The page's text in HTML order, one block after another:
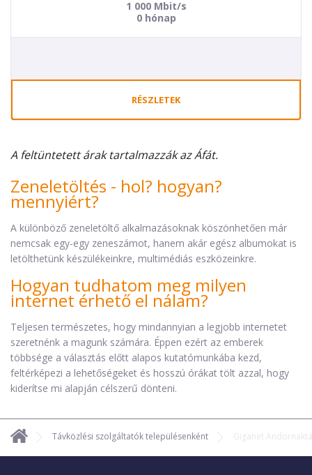
1 000 Mbit/s
0 hónap
RÉSZLETEK
A feltüntetett árak tartalmazzák az Áfát.
Zeneletöltés - hol? hogyan?
mennyiért?
A különböző zeneletöltő alkalmazásoknak köszönhetően már
nemcsak egy-egy zeneszámot, hanem akár egész albumokat is
letölthetünk készülékeinkre, multimédiás eszközeinkre.
Hogyan tudhatom meg milyen
internet érhető el nálam?
Teljesen természetes, hogy mindannyian a legjobb internetet
szeretnénk a magunk számára. Éppen ezért az emberek
többsége a választás előtt alapos kutatómunkába kezd,
feltérképezi a lehetőségeket és hosszú órákat tölt azzal, hogy
kiderítse mi alapján célszerű dönteni.
Távközlési szolgáltatók településenként Giganet